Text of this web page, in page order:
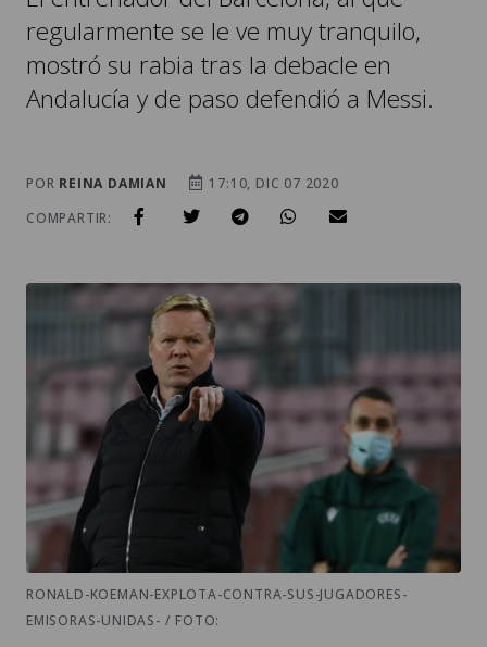
regularmente se le ve muy tranquilo,
mostró su rabia tras la debacle en
Andalucía y de paso defendió a Messi.
POR REINA DAMIAN
17:10, DIC 07 2020
COMPARTIR:
RONALD-KOEMAN-EXPLOTA-CONTRA-SUS-JUGADORES-
EMISORAS-UNIDAS- / FOTO: